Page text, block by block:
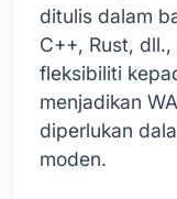
ditulis dalam
C++, Rust,
fleksibiliti
menjadikan
diperlukan
moden.